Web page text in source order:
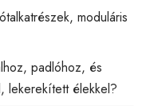
moduláris
padlóhoz, és
lekerekített élekkel?